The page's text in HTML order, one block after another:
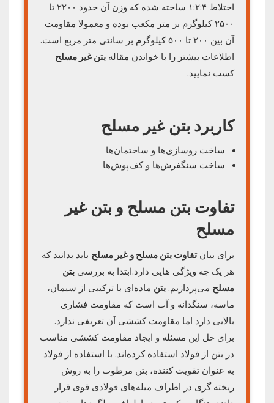
اختلاط ۱:۲:۴ ساخته شده که وزن آن حدود ۲۲۰۰ تا
۲۵۰۰ کیلوگرم بر متر مکعب بوده و معمولا مقاومت
آن بین ۲۰۰ تا ۵۰۰ کیلوگرم بر سانتی متر مربع است.
اطلاعات بیشتر را با خواندن مقاله بتن غیر مسلح
کسب نمایید.
کاربرد بتن غیر مسلح
ساخت روسازی‌ها و ساختمان‌ها
ساخت سنگفرش‌ها و کف‌پوش‌ها
تفاوت بتن مسلح و بتن غیر
مسلح
برای بیانتفاوت بتن مسلح و غیر مسلح باید بدانید که
هر یک چه ویژگی هایی دارد.ابتدا به بررسی بتن
مسلح می‌پردازیم.بتن ماده‌ای با ترکیبی از سیمان،
ماسه، سنگدانه و آب است که مقاومت فشاری
بالایی دارد اما مقاومت کششی آن تعریفی ندارد.
برای حل این مسئله و ایجاد مقاومت کششی مناسب
در بتن از فولاد استفاده کرده‌اند. با استفاده از فولاد
به عنوان تقویت کننده، بتن مرطوب را به روش
ریخته گری در اطراف میله‌های فولادی قوی قرار